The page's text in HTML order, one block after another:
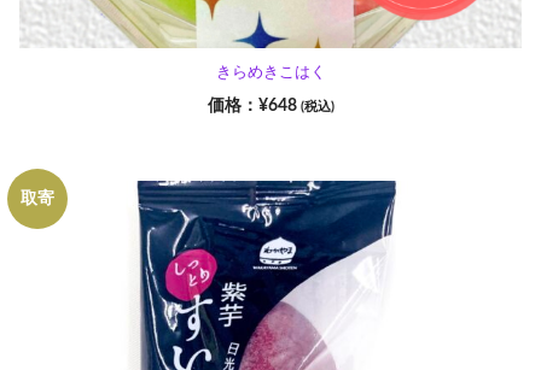
きらめきこはく
¥648 (税込)
取寄